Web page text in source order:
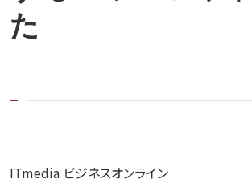
た
ITmedia ビジネスオンライン